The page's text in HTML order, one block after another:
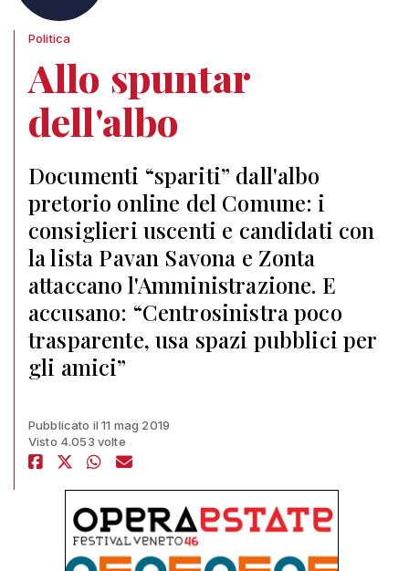
Politica
Allo spuntar
dell'albo
Documenti “spariti” dall'albo
pretorio online del Comune: i
consiglieri uscenti e candidati con
la lista Pavan Savona e Zonta
attaccano l'Amministrazione. E
accusano: “Centrosinistra poco
trasparente, usa spazi pubblici per
gli amici”
Pubblicato il 11 mag 2019
Visto 4.053 volte